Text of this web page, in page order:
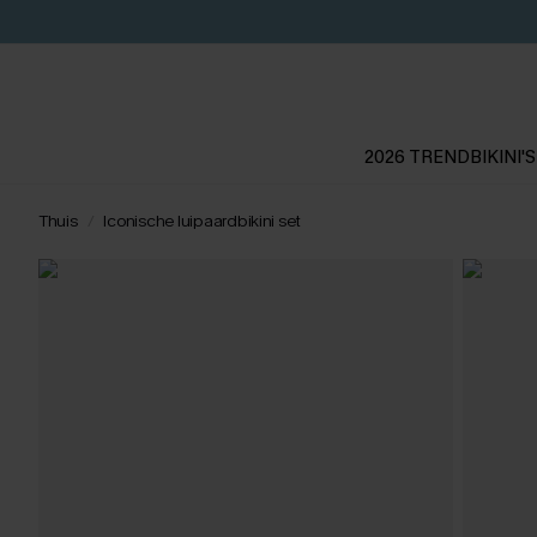
2026 TRENDBIKINI'S
Thuis Iconische luipaardbikini set